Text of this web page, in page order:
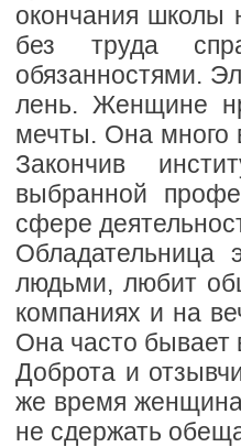
окончания школы
без труда
обязанностями.
лень. Женщине
мечты. Она много
Закончив
выбранной
сфере
Обладательница
людьми, любит
компаниях и на
Она часто бывает
Доброта и
же время
не сдержать